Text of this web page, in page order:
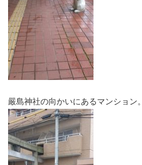
嚴島神社の向かいにあるマンション。